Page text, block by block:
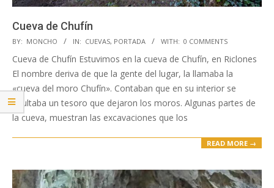
Cueva de Chufín
2019-
04-
23
BY: MONCHO IN: CUEVAS, PORTADA WITH: 0 COMMENTS
Cueva de Chufín Estuvimos en la cueva de Chufín, en Riclones
El nombre deriva de que la gente del lugar, la llamaba la
«cueva del moro Chufín». Contaban que en su interior se
ocultaba un tesoro que dejaron los moros. Algunas partes de
la cueva, muestran las excavaciones que los
READ MORE →